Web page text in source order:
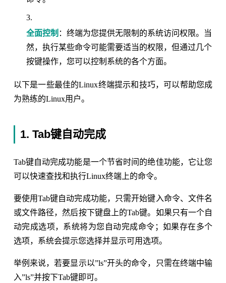
全面控制 ：终端为您提供无限制的系统访问权限。当
然，执行某些命令可能需要适当的权限，但通过几个
按键操作，您可以控制系统的各个方面。
以下是一些最佳的Linux终端提示和技巧，可以帮助您成
为熟练的Linux用户。
1. Tab键自动完成
Tab键自动完成功能是一个节省时间的绝佳功能，它让您
可以快速查找和执行Linux终端上的命令。
要使用Tab键自动完成功能，只需开始键入命令、文件名
或文件路径，然后按下键盘上的Tab键。如果只有一个自
动完成选项，系统将为您自动完成命令；如果存在多个
选项，系统会提示您选择并显示可用选项。
举例来说，若要显示以”ls”开头的命令，只需在终端中输
入”ls”并按下Tab键即可。